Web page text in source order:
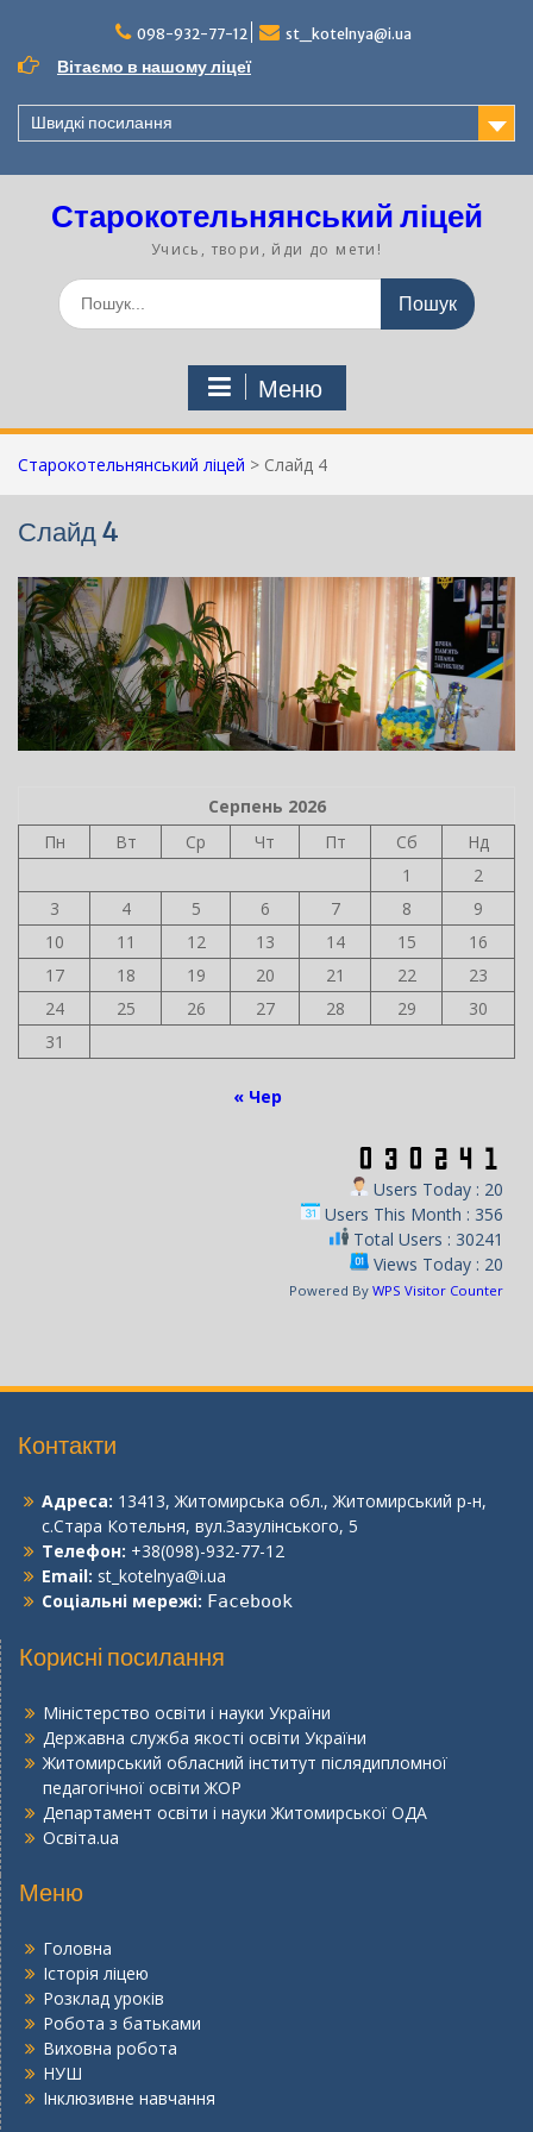
вмісту
098-932-77-12 st_kotelnya@i.ua
Вітаємо в нашому ліцеї
Швидкі посилання
Старокотельнянський ліцей
Учись, твори, йди до мети!
Шукати:
Меню
Старокотельнянський ліцей > Слайд 4
Слайд 4
Серпень 2026
Пн
Вт Ср Чт Пт Сб
Нд
1
2
3
4 5 6 7 8
9
10
11 12 13 14 15
16
17
18 19 20 21 22
23
24
25 26 27 28 29
30
31
« Чер
Users Today : 20
Users This Month : 356
Total Users : 30241
Views Today : 20
Powered By WPS Visitor Counter
Контакти
Адреса: 13413, Житомирська обл., Житомирський р-н,
с.Стара Котельня, вул.Зазулінського, 5
Телефон: +38(098)-932-77-12
Email: st_kotelnya@i.ua
Соціальні мережі: Facebook
Корисні посилання
Міністерство освіти і науки України
Державна служба якості освіти України
Житомирський обласний інститут післядипломної
педагогічної освіти ЖОР
Департамент освіти і науки Житомирської ОДА
Освіта.ua
Меню
Головна
Історія ліцею
Розклад уроків
Робота з батьками
Виховна робота
НУШ
Інклюзивне навчання